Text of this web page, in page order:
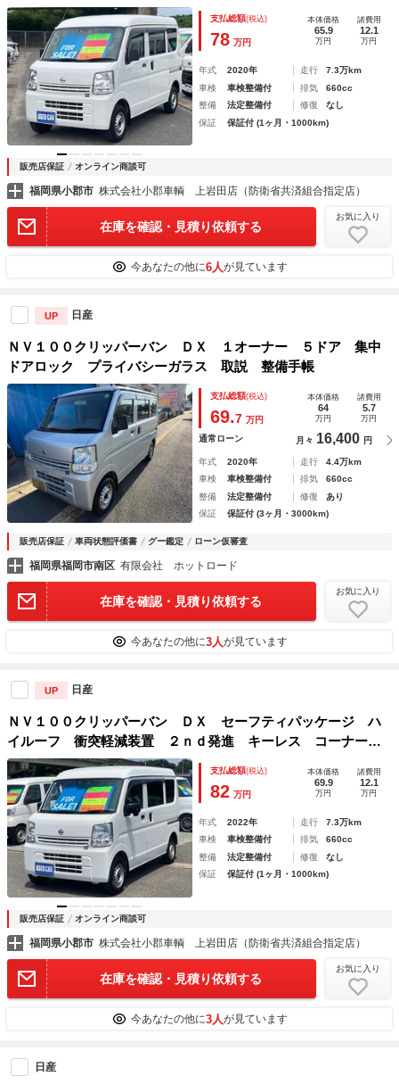
ルセグ コーナーセンサー ＥＴＣ 集中ドアロック オート
ハイビーム レーン逸脱警報 ドアバイザー オートライト
光軸調整ライト 頭上荷物入れ
支払総額(税込)
78 万円
本体価格
65.9
万円
諸費用
12.1
万円
年式 2020年 走行
7.3万km
車検
車検整備付 排気
660cc
整備
法定整備付 修復
なし
保証
保証付 (1ヶ月・1000km)
販売店保証 オンライン商談可
福岡県小郡市 株式会社小郡車輌 上岩田店（防衛省共済組合指定店）
在庫を確認・見積り依頼する
お気に入り
今あなたの他に6人が見ています
UP 日産
ＮＶ１００クリッパーバン ＤＸ １オーナー ５ドア 集中
ドアロック プライバシーガラス 取説 整備手帳
支払総額(税込)
69.7 万円
本体価格
64
万円
諸費用
5.7
万円
通常ローン 月々 16,400 円
年式 2020年 走行
4.4万km
車検
車検整備付 排気
660cc
整備
法定整備付 修復
あり
保証
保証付 (3ヶ月・3000km)
販売店保証 車両状態評価書 グー鑑定 ローン仮審査
福岡県福岡市南区 有限会社 ホットロード
在庫を確認・見積り依頼する
お気に入り
今あなたの他に3人が見ています
UP 日産
ＮＶ１００クリッパーバン ＤＸ セーフティパッケージ ハ
イルーフ 衝突軽減装置 ２ｎｄ発進 キーレス コーナーセ
ンサー パワーウィンドウ 誤発進抑制装置 頭上荷物入れ
レーン逸脱警報 盗難防止装置 ＵＳＢ入力 ドアバイザー
オートライト オートハイビーム
支払総額(税込)
82 万円
本体価格
69.9
万円
諸費用
12.1
万円
年式 2022年 走行
7.3万km
車検
車検整備付 排気
660cc
整備
法定整備付 修復
なし
保証
保証付 (1ヶ月・1000km)
販売店保証 オンライン商談可
福岡県小郡市 株式会社小郡車輌 上岩田店（防衛省共済組合指定店）
在庫を確認・見積り依頼する
お気に入り
今あなたの他に3人が見ています
日産